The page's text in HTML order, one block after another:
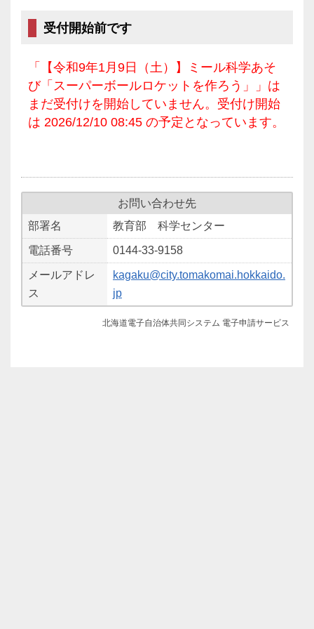
受付開始前です
「【令和9年1月9日（土）】ミール科学あそ
び「スーパーボールロケットを作ろう」」は
まだ受付けを開始していません。受付け開始
は 2026/12/10 08:45 の予定となっています。
お問い合わせ先
部署名
教育部 科学センター
電話番号 0144-33-9158
メールアドレ
ス
kagaku@city.tomakomai.hokkaido.
jp
北海道電子自治体共同システム 電子申請サービス